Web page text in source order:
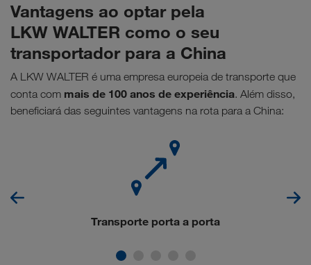
Vantagens ao optar pela
LKW WALTER como o seu
transportador para a China
A LKW WALTER é uma empresa europeia de transporte que
conta com mais de 100 anos de experiência. Além disso,
beneficiará das seguintes vantagens na rota para a China:
Transporte porta a porta